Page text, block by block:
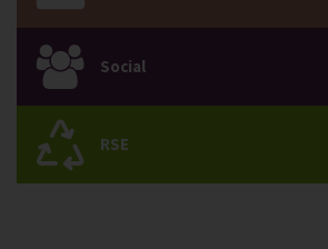
Social
RSE